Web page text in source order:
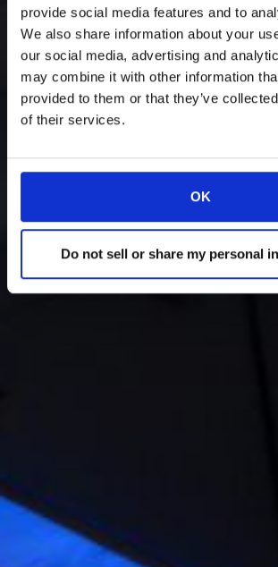
provide social media features and to
We also share information about your
our social media, advertising and
may combine it with other information
provided to them or that they’ve
of their services.
OK
Do not sell or share my personal